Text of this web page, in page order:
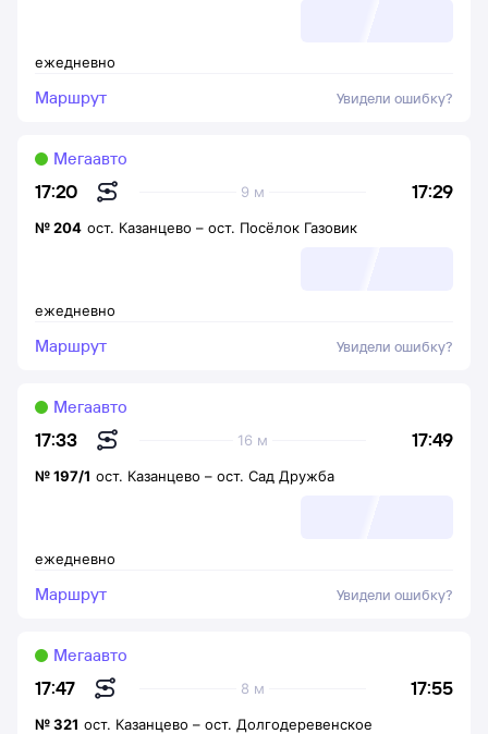
ежедневно
Маршрут Увидели ошибку?
17:20 17:29
9 м
Мегаавто
ежедневно
№204 ост. Казанцево – ост. Посёлок Газовик
Маршрут Увидели ошибку?
17:33 17:49
16 м
Мегаавто
ежедневно
№197/1 ост. Казанцево – ост. Сад Дружба
Маршрут Увидели ошибку?
17:47 17:55
8 м
Мегаавто
№321 ост. Казанцево – ост. Долгодеревенское